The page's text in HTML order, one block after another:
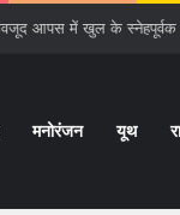
मनोरंजन यूथ